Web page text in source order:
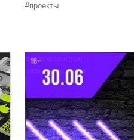
#проекты